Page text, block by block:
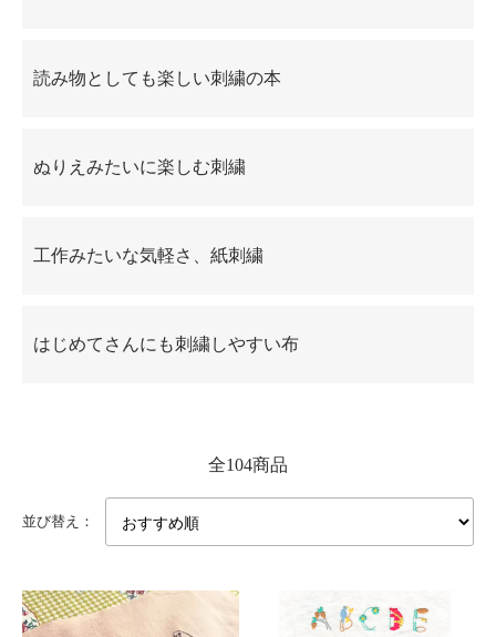
読み物としても楽しい刺繍の本
ぬりえみたいに楽しむ刺繍
工作みたいな気軽さ、紙刺繍
はじめてさんにも刺繍しやすい布
全104商品
並び替え：